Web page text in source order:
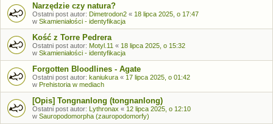
Narzędzie czy natura?
Ostatni post autor: Dimetrodon2 « 18 lipca 2025, o 17:47
w Skamieniałości - identyfikacja
Kość z Torre Pedrera
Ostatni post autor: Motyl.11 « 18 lipca 2025, o 15:32
w Skamieniałości - identyfikacja
Forgotten Bloodlines - Agate
Ostatni post autor: kaniukura « 17 lipca 2025, o 01:42
w Prehistoria w mediach
[Opis] Tongnanlong (tongnanlong)
Ostatni post autor: Lythronax « 12 lipca 2025, o 12:10
w Sauropodomorpha (zauropodomorfy)